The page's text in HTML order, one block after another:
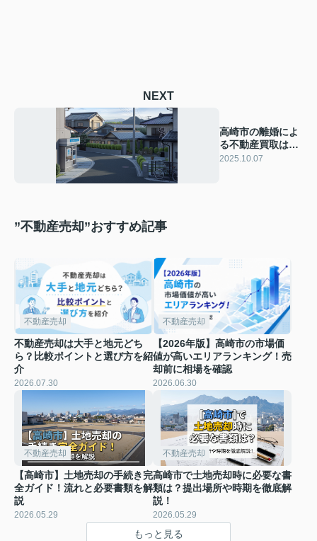
NEXT
高崎市の離婚によ
る不動産買取は何
が違う？メリット
2025.10.07
”不動産売却”おすすめ記事
不動産売却
不動産売却は大手と地元どち
ら？比較ポイントと選び方を紹
介
2026.07.30
不動産売却
【2026年版】高崎市の市場価
値が高いエリアランキング！売
却前に相場を確認
2026.06.30
不動産売却
【高崎市】土地売却の手続き完
全ガイド！流れと必要書類を解
説
2026.05.29
不動産売却
高崎市で土地売却時に必要な書
類は？提出場所や時期を徹底解
説！
2026.05.29
もっと見る